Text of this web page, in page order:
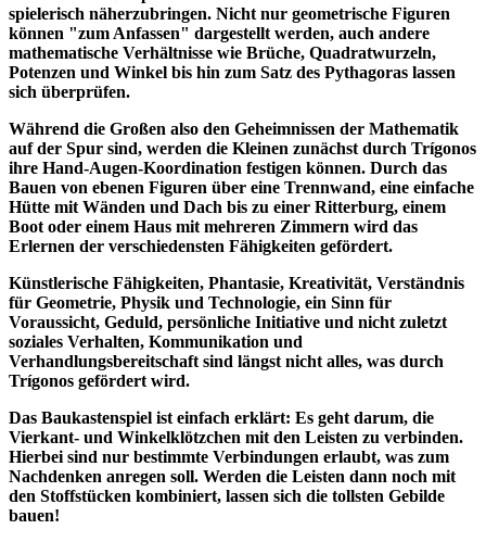
spielerisch näherzubringen. Nicht nur geometrische Figuren
können "zum Anfassen" dargestellt werden, auch andere
mathematische Verhältnisse wie Brüche, Quadratwurzeln,
Potenzen und Winkel bis hin zum Satz des Pythagoras lassen
sich überprüfen.
Während die Großen also den Geheimnissen der Mathematik
auf der Spur sind, werden die Kleinen zunächst durch Trígonos
ihre Hand-Augen-Koordination festigen können. Durch das
Bauen von ebenen Figuren über eine Trennwand, eine einfache
Hütte mit Wänden und Dach bis zu einer Ritterburg, einem
Boot oder einem Haus mit mehreren Zimmern wird das
Erlernen der verschiedensten Fähigkeiten gefördert.
Künstlerische Fähigkeiten, Phantasie, Kreativität, Verständnis
für Geometrie, Physik und Technologie, ein Sinn für
Voraussicht, Geduld, persönliche Initiative und nicht zuletzt
soziales Verhalten, Kommunikation und
Verhandlungsbereitschaft sind längst nicht alles, was durch
Trígonos gefördert wird.
Das Baukastenspiel ist einfach erklärt: Es geht darum, die
Vierkant- und Winkelklötzchen mit den Leisten zu verbinden.
Hierbei sind nur bestimmte Verbindungen erlaubt, was zum
Nachdenken anregen soll. Werden die Leisten dann noch mit
den Stoffstücken kombiniert, lassen sich die tollsten Gebilde
bauen!